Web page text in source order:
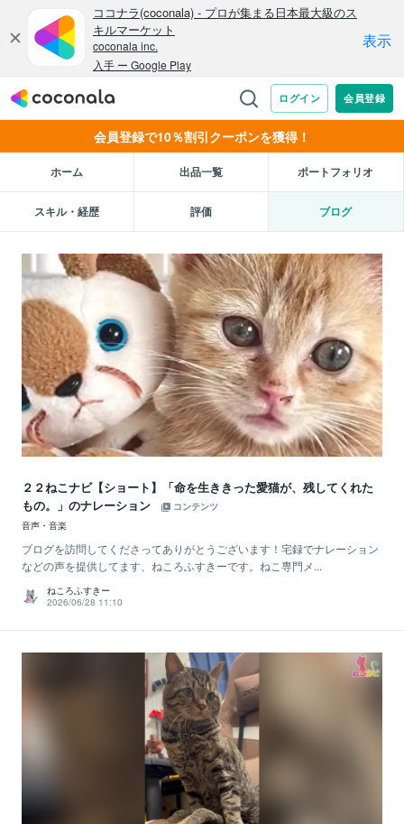
会員登録で10％割引クーポンを獲得！
ホーム 出品一覧 ポートフォリオ
スキル・経歴 評価 ブログ
２２ねこナビ【ショート】「命を生ききった愛猫が、残してくれた
もの。」のナレーション
コンテンツ
音声・音楽
ブログを訪問してくださってありがとうございます！宅録でナレーション
などの声を提供してます、ねころふすきーです。ねこ専門メ...
ねころふすきー
2026/06/28 11:10